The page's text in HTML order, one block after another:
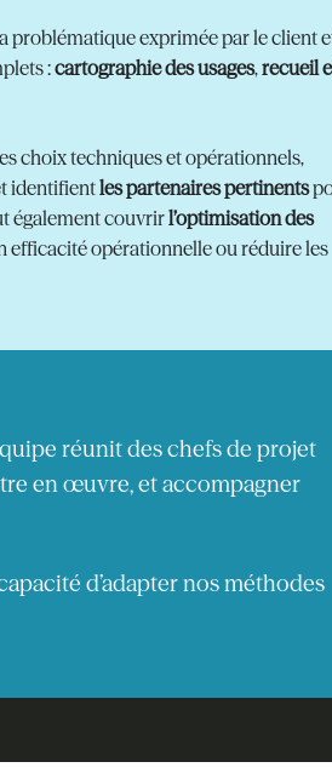
problématique exprimée par le client
:cartographie des usages,recueil
choix techniques et opérationnels,
identifientles partenaires pertinents
également couvrirl’optimisation des
opérationnelle ou réduire les
réunit des chefs de projet
en œuvre, et accompagner
d’adapter nos méthodes